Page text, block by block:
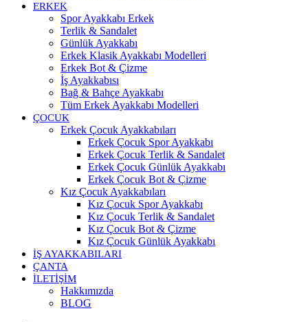
ERKEK
Spor Ayakkabı Erkek
Terlik & Sandalet
Günlük Ayakkabı
Erkek Klasik Ayakkabı Modelleri
Erkek Bot & Çizme
İş Ayakkabısı
Bağ & Bahçe Ayakkabı
Tüm Erkek Ayakkabı Modelleri
ÇOCUK
Erkek Çocuk Ayakkabıları
Erkek Çocuk Spor Ayakkabı
Erkek Çocuk Terlik & Sandalet
Erkek Çocuk Günlük Ayakkabı
Erkek Çocuk Bot & Çizme
Kız Çocuk Ayakkabıları
Kız Çocuk Spor Ayakkabı
Kız Çocuk Terlik & Sandalet
Kız Çocuk Bot & Çizme
Kız Çocuk Günlük Ayakkabı
İŞ AYAKKABILARI
ÇANTA
İLETİŞİM
Hakkımızda
BLOG